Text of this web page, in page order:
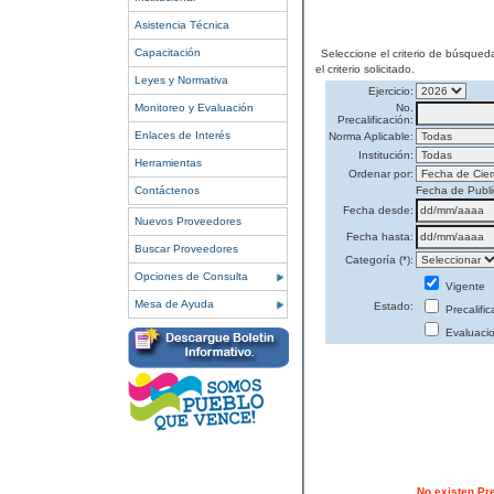
Asistencia Técnica
Capacitación
Leyes y Normativa
Monitoreo y Evaluación
Enlaces de Interés
Herramientas
Contáctenos
Nuevos Proveedores
Buscar Proveedores
Opciones de Consulta
Mesa de Ayuda
Seleccione el criterio de
el criterio solicitado.
Ejercicio:
No.
Precalificación:
Norma Aplicable:
Institución:
Ordenar por:
Fecha de
Fecha desde:
Fecha hasta:
Categoría (*):
Estado:
Vigente
No existen